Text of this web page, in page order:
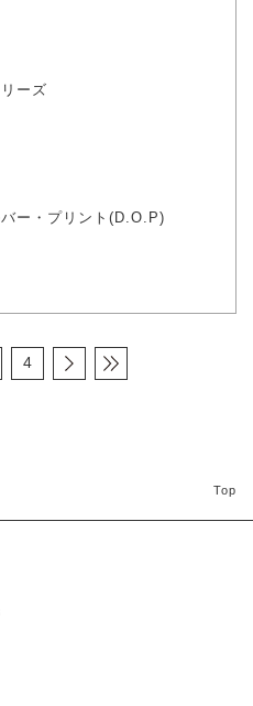
ーズ
ー・プリント(D.O.P)
4
Top